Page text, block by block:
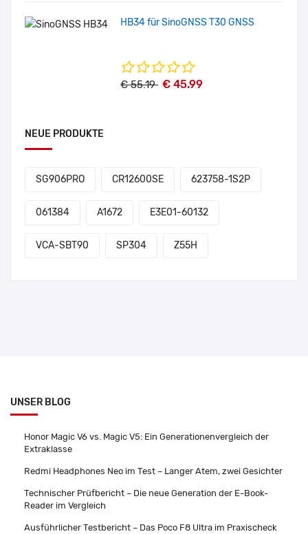
HB34 für SinoGNSS T30 GNSS
€ 55.19 € 45.99
NEUE PRODUKTE
SG906PRO CR12600SE 623758-1S2P
061384 A1672 E3E01-60132
VCA-SBT90 SP304 Z55H
UNSER BLOG
Honor Magic V6 vs. Magic V5: Ein Generationenvergleich der
Extraklasse
Redmi Headphones Neo im Test – Langer Atem, zwei Gesichter
Technischer Prüfbericht – Die neue Generation der E-Book-
Reader im Vergleich
Ausführlicher Testbericht – Das Poco F8 Ultra im Praxischeck